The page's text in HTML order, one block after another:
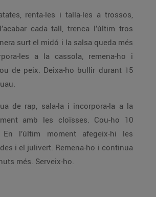
les i talla-les a trossos,
cada tall, trenca l’últim tros
surt el midó i la salsa queda més
ho bullir durant 15
sala-la i incorpora-la a la
amb les cloïsses. Cou-ho 10
Remena-ho i continua
més. Serveix-ho.